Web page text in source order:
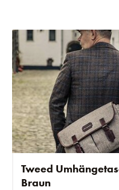
Tweed
Braun